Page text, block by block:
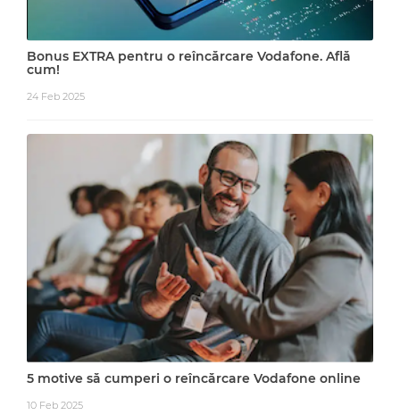
Bonus EXTRA pentru o reîncărcare Vodafone. Află
cum!
24 Feb 2025
5 motive să cumperi o reîncărcare Vodafone online
10 Feb 2025